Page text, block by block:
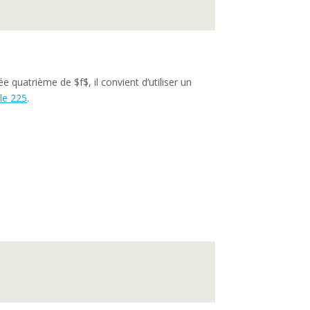
quatrième de $f$, il convient d’utiliser un
225.